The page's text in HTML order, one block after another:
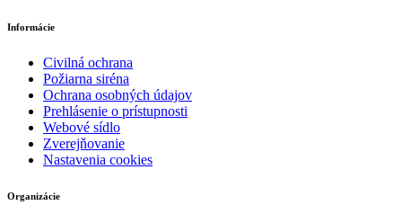
Informácie
Civilná ochrana
Požiarna siréna
Ochrana osobných údajov
Prehlásenie o prístupnosti
Webové sídlo
Zverejňovanie
Nastavenia cookies
Organizácie